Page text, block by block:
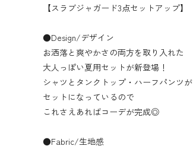
【スラブジャガード3点セットアップ】
●Design/デザイン
お洒落と爽やかさの両方を取り入れた
大人っぽい夏用セットが新登場！
シャツとタンクトップ・ハーフパンツが
セットになっているので
これさえあればコーデが完成◎
●Fabric/生地感